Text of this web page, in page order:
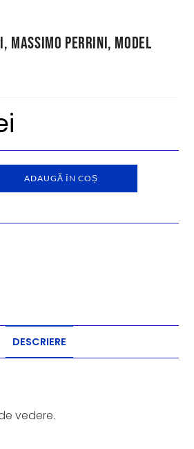
Massimo Perrini, model
ADAUGĂ ÎN COȘ
DESCRIERE
vedere.